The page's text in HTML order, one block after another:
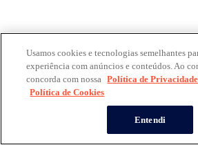
Usamos cookies e tecnologias semelhantes
experiência com anúncios e conteúdos. Ao
concorda com nossa Política de Privacidade
Política de Cookies
Entendi